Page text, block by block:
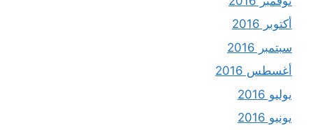
أكتوبر 2016
سبتمبر 2016
أغسطس 2016
يوليو 2016
يونيو 2016